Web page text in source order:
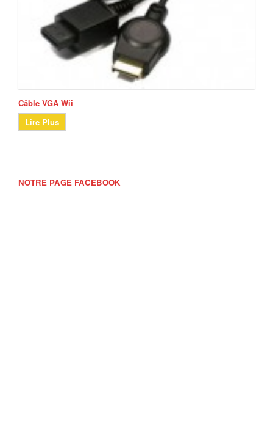
Câble VGA Wii
Lire Plus
NOTRE PAGE FACEBOOK